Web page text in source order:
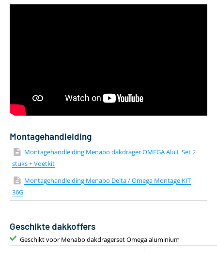
Bevestiging via T-adapter
Inclusief T-track
Montagehandleiding
Montagehandleiding Menabo dakdrager OMEGA Alu L Set 2
stuks + Voetkit
Montagehandleiding Menabo Delta / Omega Montage KIT
36G
Geschikte dakkoffers
Geschikt voor Menabo dakdragerset Omega aluminium